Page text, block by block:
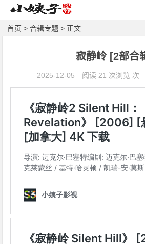
首页 >合辑专题 > 正文
寂静岭 [2部合
2025-12-05 阅读 21 次浏览 次